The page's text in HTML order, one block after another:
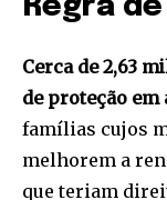
Regra
Cerca de 2,63
de proteção em
famílias cujos
melhorem a
que teriam